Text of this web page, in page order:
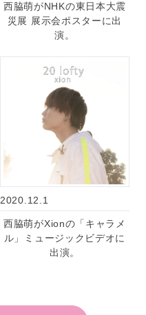
西脇萌がNHKの東日本大震
災展 展示会ポスターに出
演。
2020.12.1
西脇萌がXionの「キャラメ
ル」ミュージックビデオに
出演。